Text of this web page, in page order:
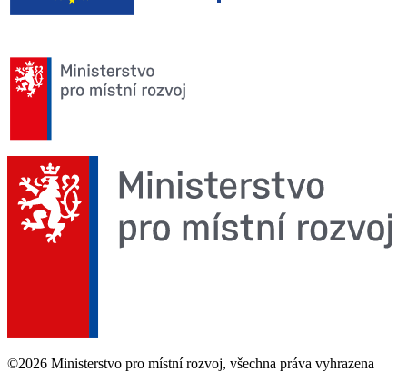
©2026 Ministerstvo pro místní rozvoj, všechna práva vyhrazena